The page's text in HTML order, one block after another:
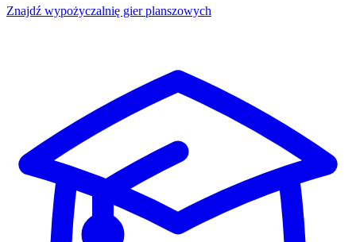
Znajdź wypożyczalnię gier planszowych